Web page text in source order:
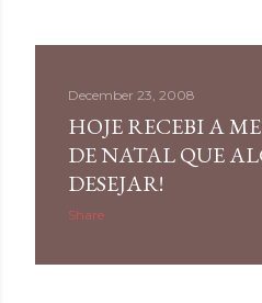
December 23, 2008
HOJE RECEBI A
DE NATAL QUE
DESEJAR!
Share